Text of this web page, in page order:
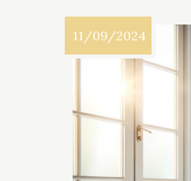
11/09/2024